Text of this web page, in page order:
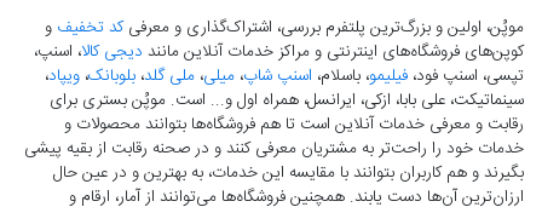
موپُن، اولین و بزرگ‌ترین پلتفرم بررسی، اشتراک‌گذاری و معرفیکد تخفیف و
کوپن‌های فروشگاه‌های اینترنتی و مراکز خدمات آنلاین مانند دیجی کالا، اسنپ،
تپسی، اسنپ فود، فیلیمو، باسلام، اسنپ شاپ، میلی، ملی گلد، بلوبانک، ویپاد،
سینماتیکت، علی بابا، ازکی، ایرانسل، همراه اول و... است. موپُن بستری برای
رقابت و معرفی خدمات آنلاین است تا هم فروشگاه‌ها بتوانند محصولات و
خدمات خود را راحت‌تر به مشتریان معرفی کنند و در صحنه رقابت از بقیه پیشی
بگیرند و هم کاربران بتوانند با مقایسه این خدمات، به بهترین و در عین حال
ارزان‌ترین آن‌ها دست‌ یابند. همچنین فروشگاه‌ها می‌توانند از آمار، ارقام و